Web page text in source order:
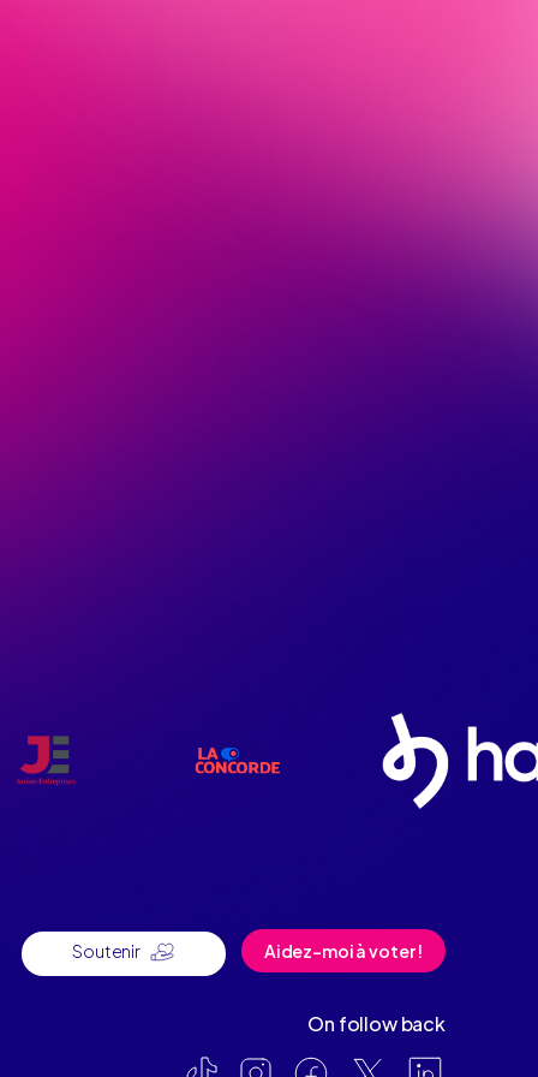
Soutenir Aidez-moi à voter !
On follow back